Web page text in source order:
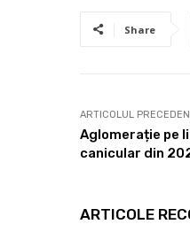
Share
ARTICOLUL
Aglomerație pe
canicular din
ARTICOLE